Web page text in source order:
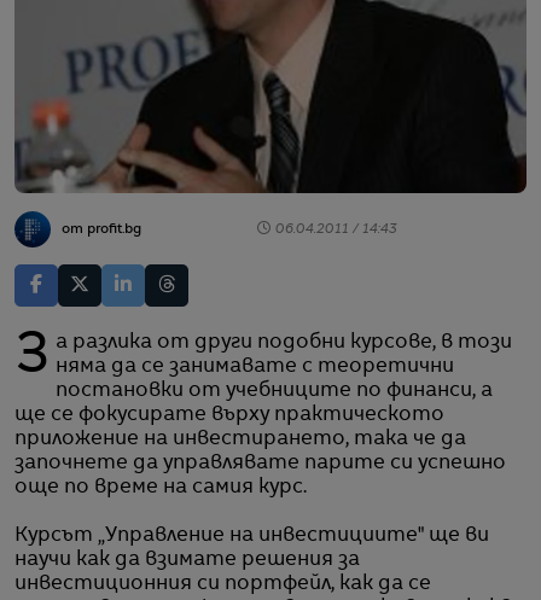
от profit.bg 06.04.2011 / 14:43
За разлика от други подобни курсове, в този няма да се занимавате с теоретични
постановки от учебниците по финанси, а
ще се фокусирате върху практическото
приложение на инвестирането, така че да
започнете да управлявате парите си успешно
още по време на самия курс.
Курсът „Управление на инвестициите" ще ви
научи как да взимате решения за
инвестиционния си портфейл, как да се